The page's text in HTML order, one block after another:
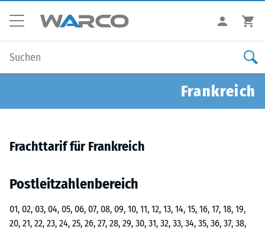
Frankreich
Frachttarif für Frankreich
Postleitzahlenbereich
01, 02, 03, 04, 05, 06, 07, 08, 09, 10, 11, 12, 13, 14, 15, 16, 17, 18, 19,
20, 21, 22, 23, 24, 25, 26, 27, 28, 29, 30, 31, 32, 33, 34, 35, 36, 37, 38,